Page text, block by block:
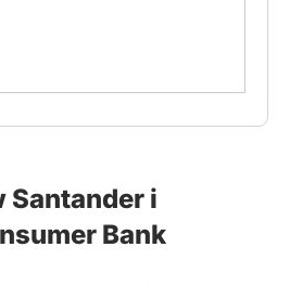
Santander i
Bank